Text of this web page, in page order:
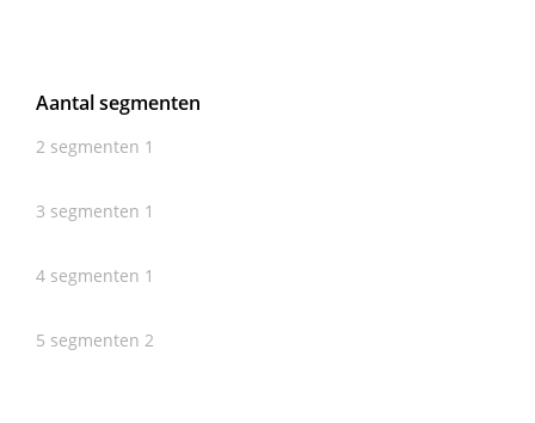
Aantal segmenten
2 segmenten 1
3 segmenten 1
4 segmenten 1
5 segmenten 2